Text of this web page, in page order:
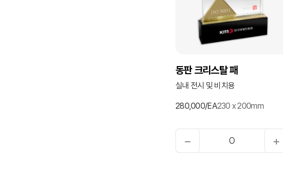
동판 크리스탈 패
실내 전시 및 비치용
280,000/EA230 x 200mm